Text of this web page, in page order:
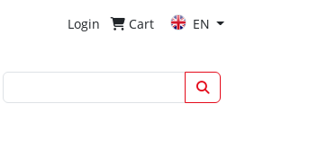
Login Cart EN